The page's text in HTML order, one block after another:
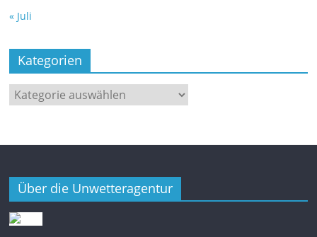
« Juli
Kategorien
Kategorien
Über die Unwetteragentur